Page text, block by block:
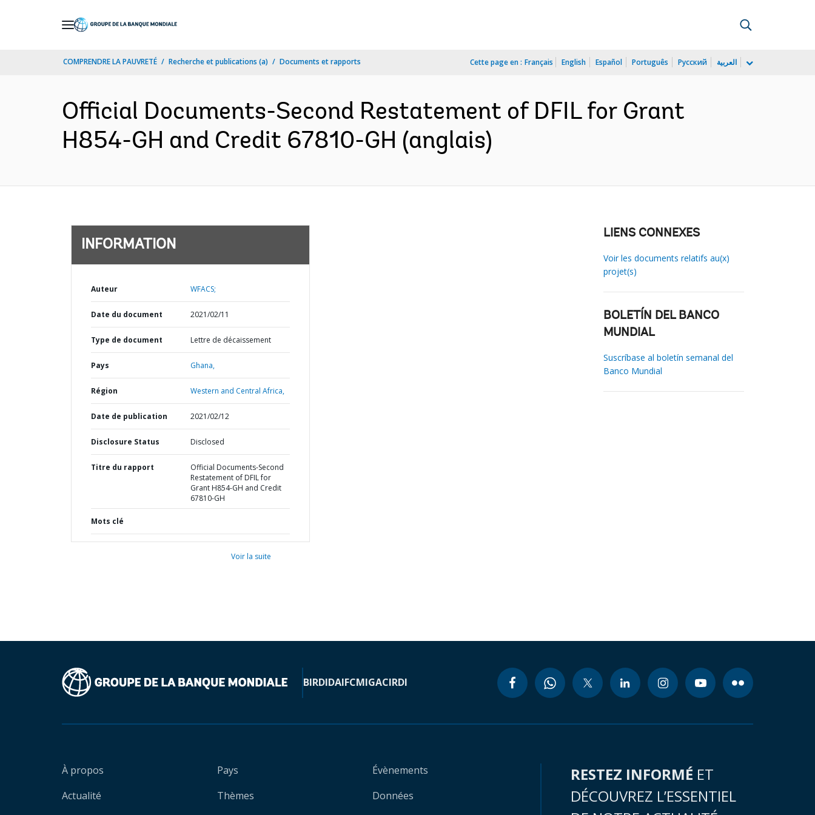
COMPRENDRE LA PAUVRETÉ Recherche et publications (a) Documents et rapports Cette page en : Français English Español Português Русский العربية
Official Documents-Second Restatement of DFIL for Grant
H854-GH and Credit 67810-GH (anglais)
INFORMATION
Auteur WFACS;
Date du document 2021/02/11
Type de document Lettre de décaissement
Pays Ghana,
Région Western and Central Africa,
Date de publication 2021/02/12
Disclosure Status Disclosed
Titre du rapport
Official Documents-Second
Restatement of DFIL for
Grant H854-GH and Credit
67810-GH
Mots clé
Voir la suite
LIENS CONNEXES
Voir les documents relatifs au(x)
projet(s)
BOLETÍN DEL BANCO
MUNDIAL
Suscríbase al boletín semanal del
Banco Mundial
BIRDIDAIFCMIGACIRDI
À propos
Actualité
Pays
Thèmes
Évènements
Données
RESTEZ INFORMÉ ET
DÉCOUVREZ L’ESSENTIEL